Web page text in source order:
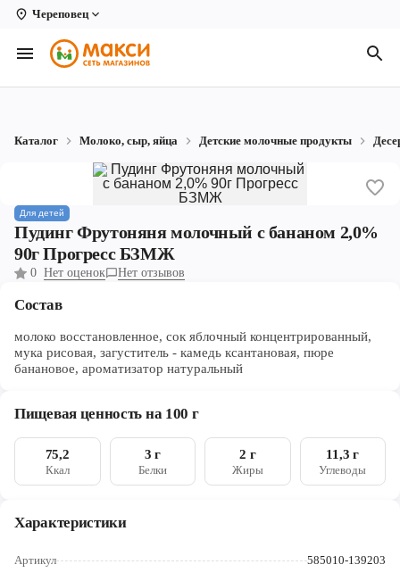
Череповец
Вологда
Архангельск
Коряжма
Котлас
Новодвинск
Рыбинск
Северодвинск
Череповец
Ярославль
Каталог Молоко, сыр, яйца Детские молочные продукты
Для детей
Пудинг Фрутоняня молочный с бананом 2,0%
90г Прогресс БЗМЖ
0 Нет оценок Нет отзывов
Состав
молоко восстановленное, сок яблочный концентрированный,
мука рисовая, загуститель - камедь ксантановая, пюре
банановое, ароматизатор натуральный
Пищевая ценность на 100 г
75,2
Ккал
3 г
Белки
2 г
Жиры
11,3 г
Углеводы
Характеристики
Артикул 585010-139203